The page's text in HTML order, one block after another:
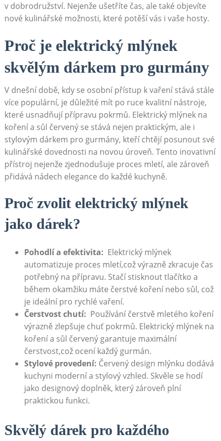
v dobrodružství. Nejenže ušetříte čas, ale ‌také objevíte
nové kulinářské možnosti, které potěší vás i vaše ⁣hosty.
Proč⁢ je elektrický mlýnek
skvělým dárkem pro gurmány
V ‌dnešní ⁤době, kdy se osobní přístup k vaření stává stále
více populární, je důležité mít po ruce kvalitní nástroje,
které usnadňují přípravu pokrmů. ⁤Elektrický mlýnek na
koření‍ a sůl červený ​se ⁤stává nejen praktickým, ale i⁤
stylovým dárkem pro gurmány, kteří chtějí posunout své
kulinářské dovednosti na novou úroveň. Tento inovativní
přístroj ​nejenže zjednodušuje proces mletí, ale zároveň
přidává nádech elegance do každé kuchyně.
Proč zvolit elektrický⁣ mlýnek
jako⁢ dárek?
Pohodlí a efektivita: ‌ Elektrický mlýnek
automatizuje proces ⁤mletí,což ⁣výrazně ‍zkracuje čas
potřebný na ⁣přípravu. ⁣Stačí stisknout tlačítko a
během okamžiku máte⁢ čerstvé koření nebo sůl, ⁣což
je ideální pro⁤ rychlé vaření.
Čerstvost ⁣chutí: ⁤ Používání⁣ čerstvě mletého koření
výrazně zlepšuje chuť⁣ pokrmů. Elektrický mlýnek na
koření ⁤a sůl červený garantuje maximální
čerstvost,což ocení každý gurmán.
Stylové provedení: Červený design mlýnku dodává
kuchyni moderní a stylový vzhled. ⁢Skvěle se hodí
jako designový doplněk, který zároveň⁢ plní
praktickou funkci.
Skvělý dárek‍ pro každého